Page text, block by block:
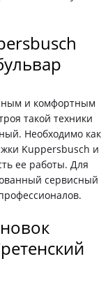
и комфортным
такой техники
Необходимо как
Kuppersbusch и
ее работы. Для
сервисный